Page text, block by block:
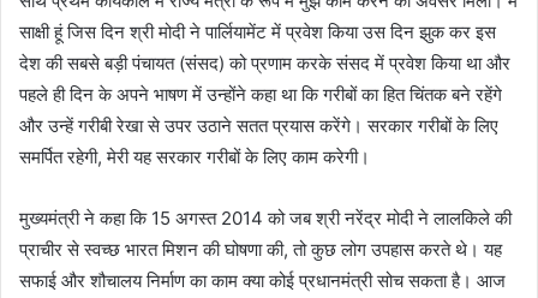
साक्षी हूं जिस दिन श्री मोदी ने पार्लियामेंट में प्रवेश किया उस दिन झुक कर इस
देश की सबसे बड़ी पंचायत (संसद) को प्रणाम करके संसद में प्रवेश किया था और
पहले ही दिन के अपने भाषण में उन्होंने कहा था कि गरीबों का हित चिंतक बने रहेंगे
और उन्हें गरीबी रेखा से उपर उठाने सतत प्रयास करेंगे। सरकार गरीबों के लिए
समर्पित रहेगी, मेरी यह सरकार गरीबों के लिए काम करेगी।
मुख्यमंत्री ने कहा कि 15 अगस्त 2014 को जब श्री नरेंद्र मोदी ने लालकिले की
प्राचीर से स्वच्छ भारत मिशन की घोषणा की, तो कुछ लोग उपहास करते थे। यह
सफाई और शौचालय निर्माण का काम क्या कोई प्रधानमंत्री सोच सकता है। आज